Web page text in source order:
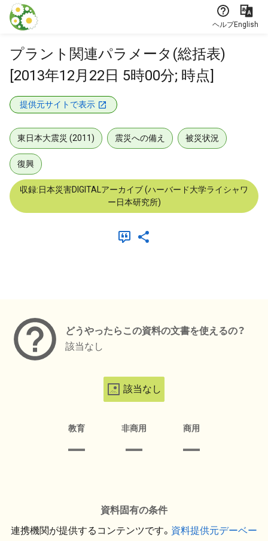
本文に飛ぶ
ヘルプEnglish
プラント関連パラメータ(総括表)
[2013年12月22日 5時00分; 時点]
提供元サイトで表示
東日本大震災 (2011) 震災への備え 被災状況
復興
収録:日本災害DIGITALアーカイブ (ハーバード大学ライシャワ
ー日本研究所)
どうやったらこの資料の文書を使えるの？
該当なし
該当なし
教育 非商用 商用
資料固有の条件
連携機関が提供するコンテンツです。 資料提供元デーベー